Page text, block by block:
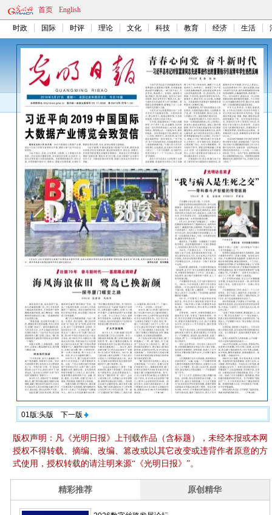
首页 English
时政 国际 时评 理论 文化 科技 教育 经济 生活
01版:头版 下一版
版权声明：凡《光明日报》上刊载作品（含标题），未经本报或本网
授权不得转载、摘编、改编、篡改或以其它改变或违背作者原意的方
式使用，授权转载的请注明来源“《光明日报》”。